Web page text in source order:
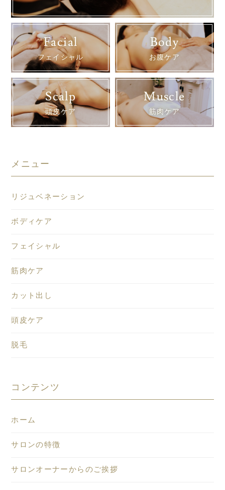
Facial
フェイシャル
Body
お腹ケア
Scalp
頭皮ケア
Muscle
筋肉ケア
メニュー
リジュベネーション
ボディケア
フェイシャル
筋肉ケア
カット出し
頭皮ケア
脱毛
コンテンツ
ホーム
サロンの特徴
サロンオーナーからのご挨拶